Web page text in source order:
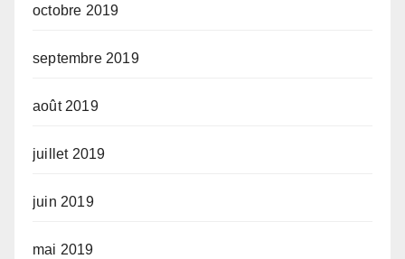
octobre 2019
septembre 2019
août 2019
juillet 2019
juin 2019
mai 2019